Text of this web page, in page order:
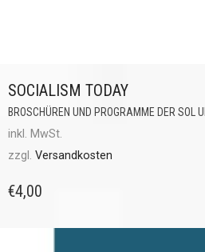
SOCIALISM TODAY
BROSCHÜREN UND PROGRAMME DER SOL
inkl. MwSt.
zzgl. Versandkosten
€4,00